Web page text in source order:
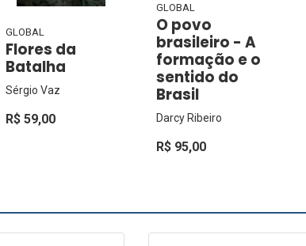
GLOBAL
Flores da
Batalha
Sérgio Vaz
R$ 59,00
GLOBAL
O povo
brasileiro - A
formação e o
sentido do
Brasil
Darcy Ribeiro
R$ 95,00